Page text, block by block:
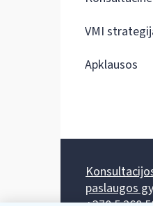
VMI
Apklausos
paslaugos